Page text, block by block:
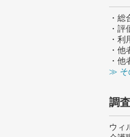
・総
・評
・
・他
・
≫ そ
調
ウィ